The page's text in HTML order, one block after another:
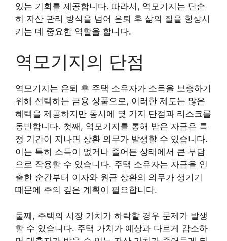
있는 기회를 제공합니다. 따라서, 역모기지는 단순
히 자산 관리 방식을 넘어 은퇴 후 삶의 질을 향상시
키는 데 중요한 역할을 합니다.
역모기지의 단점
역모기지는 은퇴 후 주택 소유자가 소득을 보충하기
위해 선택하는 금융 상품으로, 이러한 제도는 많은
혜택을 제공하지만 동시에 몇 가지 단점과 리스크를
동반합니다. 첫째, 역모기지를 통해 받은 자금은 특
정 기간이 지나면 상환 의무가 발생할 수 있습니다.
이는 특히 소득이 없거나 줄어든 상태에서 큰 부담
으로 작용할 수 있습니다. 주택 소유자는 자금을 인
출한 순간부터 이자와 원금 상환의 의무가 생기기
때문에 주의 깊은 계획이 필요합니다.
둘째, 주택의 시장 가치가 하락할 경우 문제가 발생
할 수 있습니다. 주택 가치가 예상과 다르게 감소하